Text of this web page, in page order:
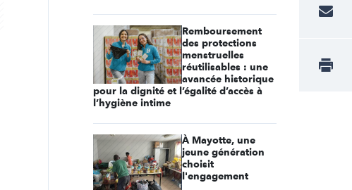
Remboursement
des protections
menstruelles
réutilisables : une
avancée historique
pour la dignité et l’égalité d’accès à
l’hygiène intime
À Mayotte, une
jeune génération
choisit
l'engagement